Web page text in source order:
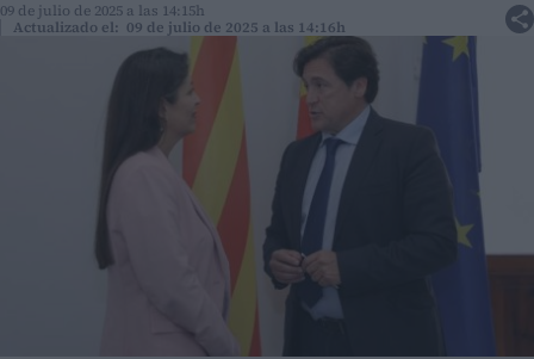
09 de julio de 2025 a las 14:15h
Actualizado el: 09 de julio de 2025 a las 14:16h